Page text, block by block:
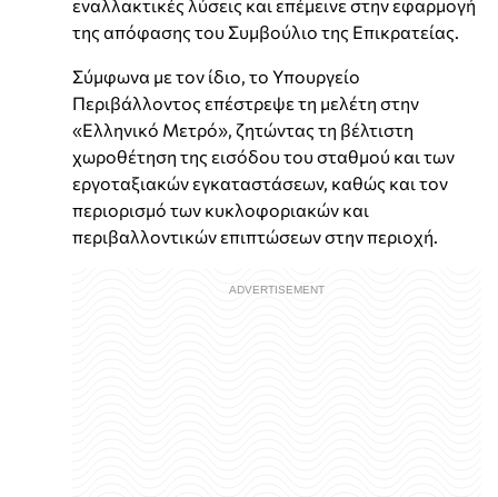
εναλλακτικές λύσεις και επέμεινε στην εφαρμογή
της απόφασης του Συμβούλιο της Επικρατείας.
Σύμφωνα με τον ίδιο, το Υπουργείο
Περιβάλλοντος επέστρεψε τη μελέτη στην
«Ελληνικό Μετρό», ζητώντας τη βέλτιστη
χωροθέτηση της εισόδου του σταθμού και των
εργοταξιακών εγκαταστάσεων, καθώς και τον
περιορισμό των κυκλοφοριακών και
περιβαλλοντικών επιπτώσεων στην περιοχή.